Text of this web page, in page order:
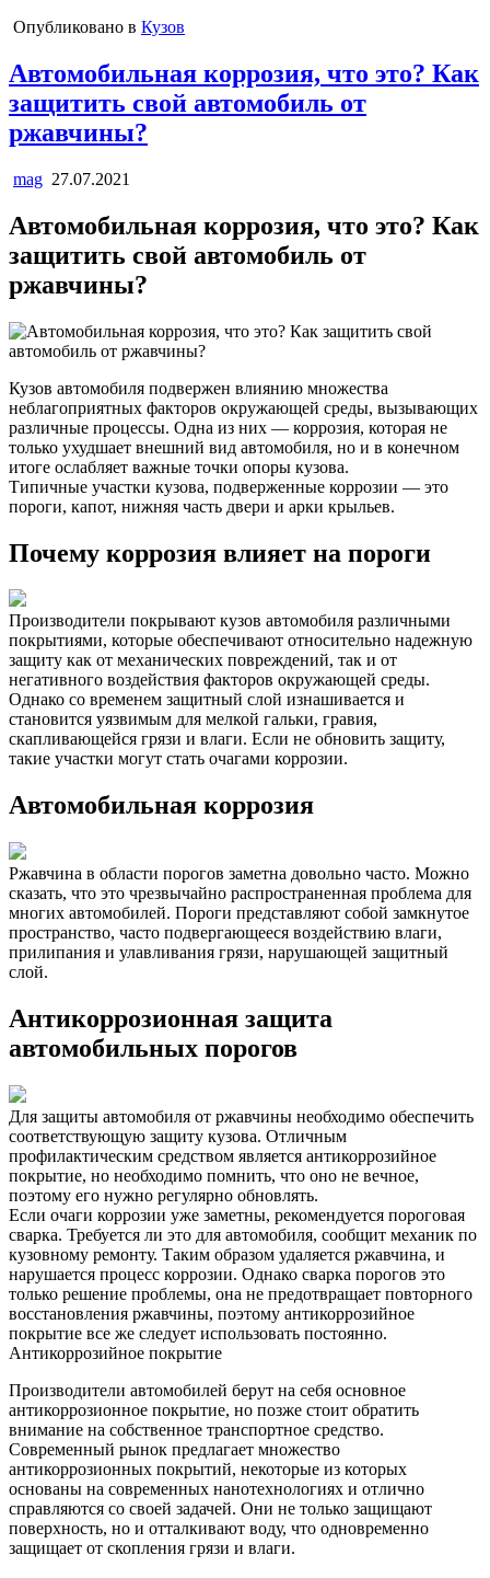
Опубликовано в Кузов
Автомобильная коррозия, что это? Как
защитить свой автомобиль от
ржавчины?
mag 27.07.2021
Автомобильная коррозия, что это? Как
защитить свой автомобиль от
ржавчины?
Кузов автомобиля подвержен влиянию множества
неблагоприятных факторов окружающей среды, вызывающих
различные процессы. Одна из них — коррозия, которая не
только ухудшает внешний вид автомобиля, но и в конечном
итоге ослабляет важные точки опоры кузова.
Типичные участки кузова, подверженные коррозии — это
пороги, капот, нижняя часть двери и арки крыльев.
Почему коррозия влияет на пороги
Производители покрывают кузов автомобиля различными
покрытиями, которые обеспечивают относительно надежную
защиту как от механических повреждений, так и от
негативного воздействия факторов окружающей среды.
Однако со временем защитный слой изнашивается и
становится уязвимым для мелкой гальки, гравия,
скапливающейся грязи и влаги. Если не обновить защиту,
такие участки могут стать очагами коррозии.
Автомобильная коррозия
Ржавчина в области порогов заметна довольно часто. Можно
сказать, что это чрезвычайно распространенная проблема для
многих автомобилей. Пороги представляют собой замкнутое
пространство, часто подвергающееся воздействию влаги,
прилипания и улавливания грязи, нарушающей защитный
слой.
Антикоррозионная защита
автомобильных порогов
Для защиты автомобиля от ржавчины необходимо обеспечить
соответствующую защиту кузова. Отличным
профилактическим средством является антикоррозийное
покрытие, но необходимо помнить, что оно не вечное,
поэтому его нужно регулярно обновлять.
Если очаги коррозии уже заметны, рекомендуется пороговая
сварка. Требуется ли это для автомобиля, сообщит механик по
кузовному ремонту. Таким образом удаляется ржавчина, и
нарушается процесс коррозии. Однако сварка порогов это
только решение проблемы, она не предотвращает повторного
восстановления ржавчины, поэтому антикоррозийное
покрытие все же следует использовать постоянно.
Антикоррозийное покрытие
Производители автомобилей берут на себя основное
антикоррозионное покрытие, но позже стоит обратить
внимание на собственное транспортное средство.
Современный рынок предлагает множество
антикоррозионных покрытий, некоторые из которых
основаны на современных нанотехнологиях и отлично
справляются со своей задачей. Они не только защищают
поверхность, но и отталкивают воду, что одновременно
защищает от скопления грязи и влаги.